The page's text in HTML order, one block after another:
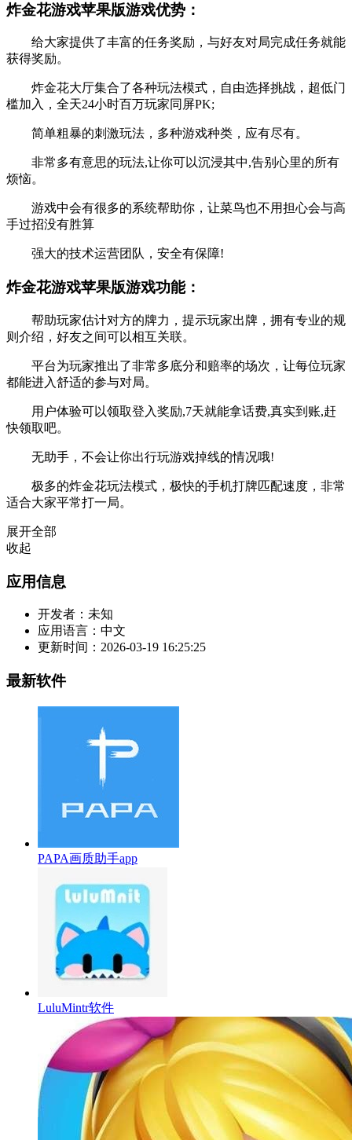
炸金花游戏苹果版游戏优势：
给大家提供了丰富的任务奖励，与好友对局完成任务就能
获得奖励。
炸金花大厅集合了各种玩法模式，自由选择挑战，超低门
槛加入，全天24小时百万玩家同屏PK;
简单粗暴的刺激玩法，多种游戏种类，应有尽有。
非常多有意思的玩法,让你可以沉浸其中,告别心里的所有
烦恼。
游戏中会有很多的系统帮助你，让菜鸟也不用担心会与高
手过招没有胜算
强大的技术运营团队，安全有保障!
炸金花游戏苹果版游戏功能：
帮助玩家估计对方的牌力，提示玩家出牌，拥有专业的规
则介绍，好友之间可以相互关联。
平台为玩家推出了非常多底分和赔率的场次，让每位玩家
都能进入舒适的参与对局。
用户体验可以领取登入奖励,7天就能拿话费,真实到账,赶
快领取吧。
无助手，不会让你出行玩游戏掉线的情况哦!
极多的炸金花玩法模式，极快的手机打牌匹配速度，非常
适合大家平常打一局。
展开全部
收起
应用信息
开发者： 未知
应用语言： 中文
更新时间： 2026-03-19 16:25:25
最新软件
PAPA画质助手app
LuluMintr软件